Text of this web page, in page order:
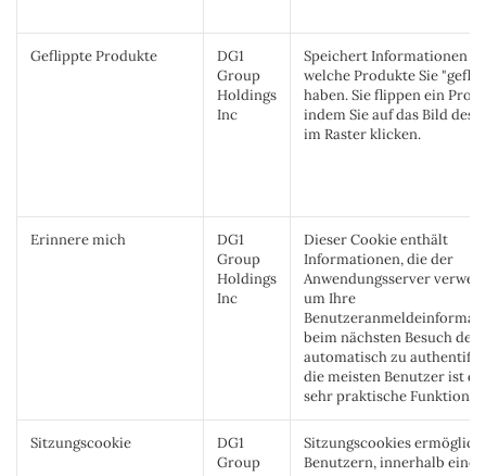
Geflippte Produkte
DG1
Group
Holdings
Inc
Speichert Informationen
welche Produkte Sie
haben. Sie flippen ein
indem Sie auf das Bild des
im Raster klicken.
Erinnere mich
DG1
Group
Holdings
Inc
Dieser Cookie enthält
Informationen, die der
Anwendungsserver
um Ihre
beim nächsten Besuch der
automatisch zu
die meisten Benutzer ist
sehr praktische Funktion.
Sitzungscookie
DG1
Group
Sitzungscookies
Benutzern, innerhalb einer